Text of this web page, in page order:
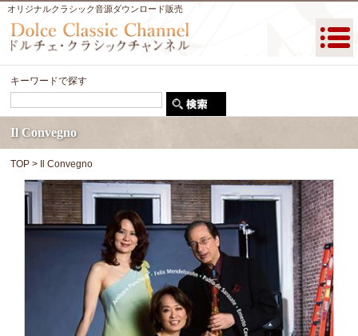
オリジナルクラシック音源ダウンロード販売
キーワードで探す
Il Convegno
TOP > Il Convegno